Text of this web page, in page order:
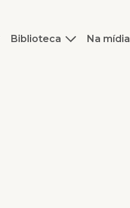
Biblioteca Na mídia